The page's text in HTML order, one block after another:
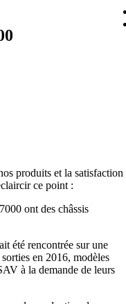
produits et la satisfaction
ce point :
ont des châssis
été rencontrée sur une
en 2016, modèles
à la demande de leurs